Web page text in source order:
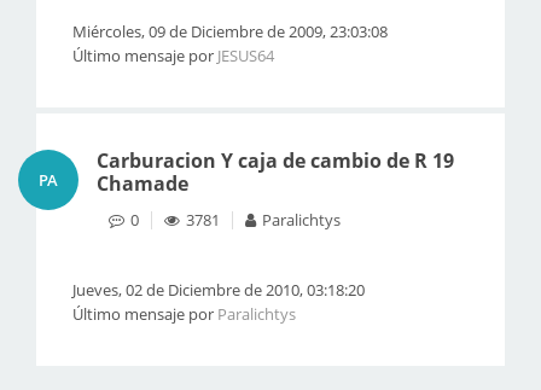
Miércoles, 09 de Diciembre de 2009, 23:03:08
Último mensaje por JESUS64
PA
Carburacion Y caja de cambio de R 19
Chamade
0 3781 Paralichtys
Jueves, 02 de Diciembre de 2010, 03:18:20
Último mensaje por Paralichtys